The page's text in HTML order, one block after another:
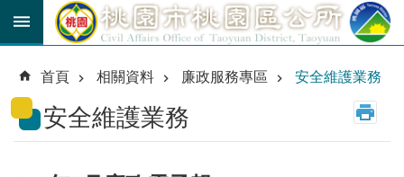
跳到主要內容區塊
育
貼
公
首頁 相關資料 廉政服務專區 安全維護業務
安全維護業務